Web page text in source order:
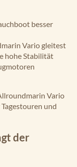
besser
Vario gleitest
hohe Stabilität
Vario
und
der